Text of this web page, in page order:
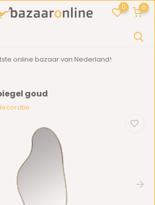
0 0
online bazaar van Nederland!
goud